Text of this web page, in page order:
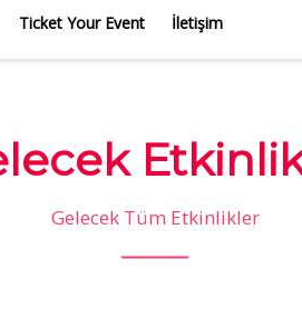
Ticket Your Event İletişim
Gelecek Tüm Etkinlikler